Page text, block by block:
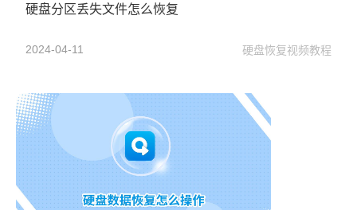
硬盘分区丢失文件怎么恢复
2024-04-11 硬盘恢复视频教程